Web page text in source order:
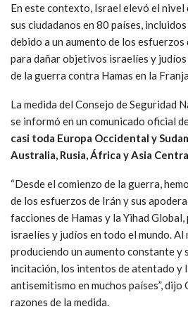
En este contexto, Israel elevó el nivel
sus ciudadanos en 80 países,
debido a un aumento de los
para dañar objetivos israelíes y
de la guerra contra Hamas en la
La medida del Consejo de Seguridad
se informó en un comunicado oficial
casi toda Europa Occidental y
Australia, Rusia, África y Asia
“Desde el comienzo de la guerra,
de los esfuerzos de Irán y sus
facciones de Hamas y la Yihad
israelíes y judíos en todo el mundo. Al
produciendo un aumento constante y
incitación, los intentos de atentado y
antisemitismo en muchos países”, dijo
razones de la medida.